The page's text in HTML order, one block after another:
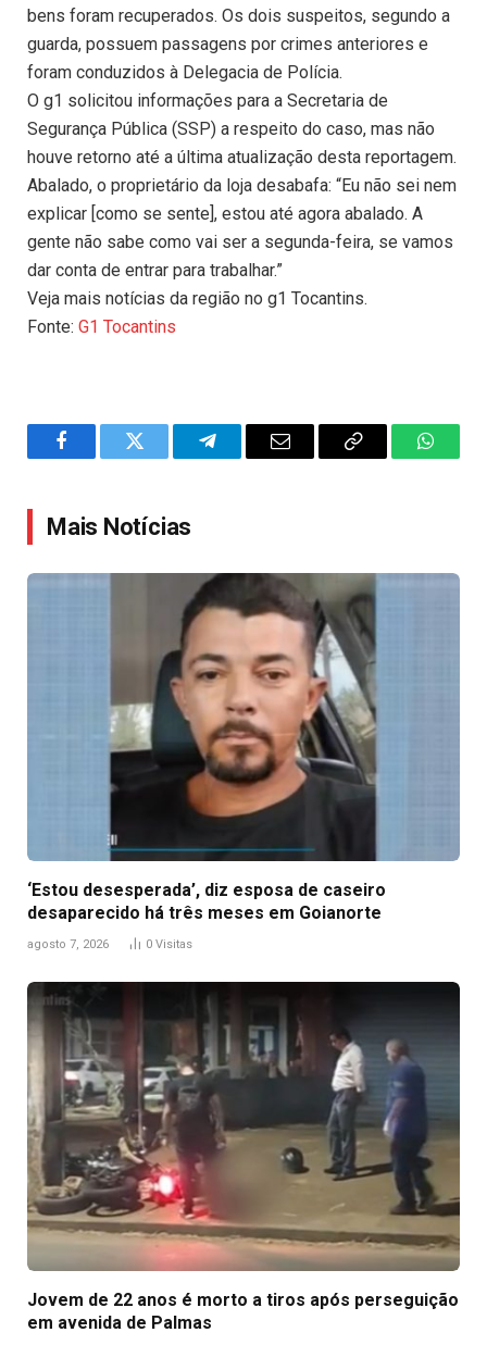
bens foram recuperados. Os dois suspeitos, segundo a
guarda, possuem passagens por crimes anteriores e
foram conduzidos à Delegacia de Polícia.
O g1 solicitou informações para a Secretaria de
Segurança Pública (SSP) a respeito do caso, mas não
houve retorno até a última atualização desta reportagem.
Abalado, o proprietário da loja desabafa: “Eu não sei nem
explicar [como se sente], estou até agora abalado. A
gente não sabe como vai ser a segunda-feira, se vamos
dar conta de entrar para trabalhar.”
Veja mais notícias da região no g1 Tocantins.
Fonte: G1 Tocantins
FacebookTwitter TelegramEmail
Copy
Mais Notícias
‘Estou desesperada’, diz esposa de caseiro
desaparecido há três meses em Goianorte
agosto 7, 2026 0 Visitas
Jovem de 22 anos é morto a tiros após perseguição
em avenida de Palmas